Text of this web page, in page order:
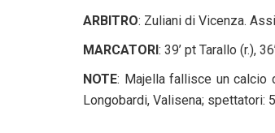
ARBITRO: Zuliani di Vicenza.
MARCATORI: 39’ pt Tarallo (r.),
NOTE: Majella fallisce un calcio
Longobardi, Valisena; spettatori: